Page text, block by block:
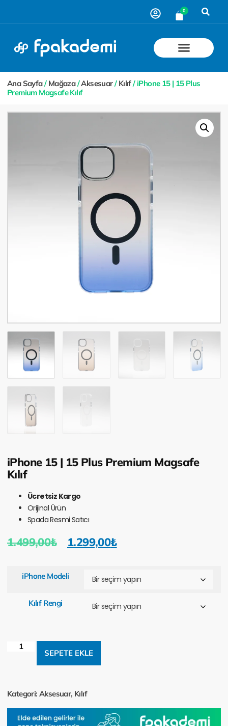
0
Ana Sayfa/ Mağaza/Aksesuar/ Kılıf/ iPhone 15 | 15 Plus
Premium Magsafe Kılıf
iPhone 15 | 15 Plus Premium Magsafe
Kılıf
Ücretsiz Kargo
Orijinal Ürün
Spada Resmi Satıcı
1.499,00₺ 1.299,00₺
iPhone Modeli
Kılıf Rengi
SEPETE EKLE
Kategori:Aksesuar, Kılıf